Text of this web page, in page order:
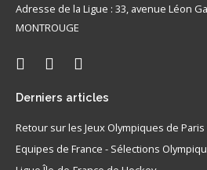
Adresse de la Ligue : 33, avenue Léon
MONTROUGE
Derniers articles
Retour sur les Jeux Olympiques de Paris
Equipes de France - Sélections